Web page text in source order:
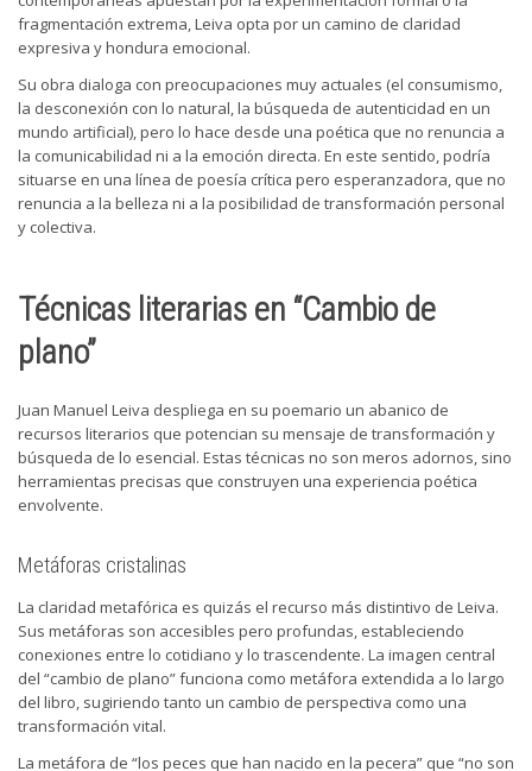
fragmentación extrema, Leiva opta por un camino de claridad
expresiva y hondura emocional.
Su obra dialoga con preocupaciones muy actuales (el consumismo,
la desconexión con lo natural, la búsqueda de autenticidad en un
mundo artificial), pero lo hace desde una poética que no renuncia a
la comunicabilidad ni a la emoción directa. En este sentido, podría
situarse en una línea de poesía crítica pero esperanzadora, que no
renuncia a la belleza ni a la posibilidad de transformación personal
y colectiva.
Técnicas literarias en “Cambio de
plano”
Juan Manuel Leiva despliega en su poemario un abanico de
recursos literarios que potencian su mensaje de transformación y
búsqueda de lo esencial. Estas técnicas no son meros adornos, sino
herramientas precisas que construyen una experiencia poética
envolvente.
Metáforas cristalinas
La claridad metafórica es quizás el recurso más distintivo de Leiva.
Sus metáforas son accesibles pero profundas, estableciendo
conexiones entre lo cotidiano y lo trascendente. La imagen central
del “cambio de plano” funciona como metáfora extendida a lo largo
del libro, sugiriendo tanto un cambio de perspectiva como una
transformación vital.
La metáfora de “los peces que han nacido en la pecera” que “no son